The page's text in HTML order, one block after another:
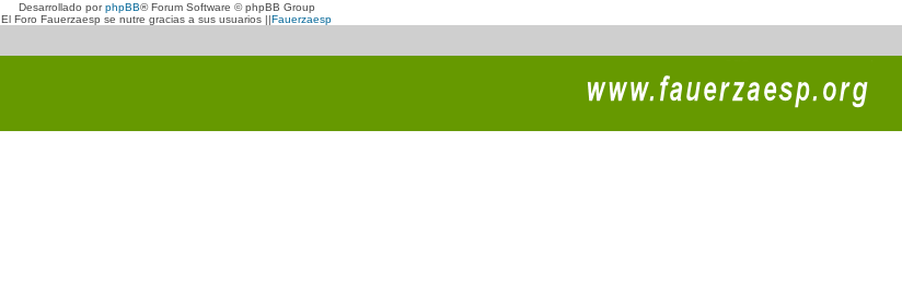
Desarrollado porphpBB® Forum Software © phpBB Group
El Foro Fauerzaesp se nutre gracias a sus usuarios ||Fauerzaesp